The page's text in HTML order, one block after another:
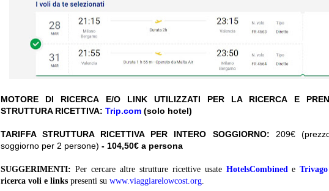
MOTORE DI RICERCA E/O LINK UTILIZZATI PER LA RICERCA E
STRUTTURA RICETTIVA: Trip.com (solo hotel)
TARIFFA STRUTTURA RICETTIVA PER INTERO SOGGIORNO: 209€
soggiorno per 2 persone) - 104,50€ a persona
SUGGERIMENTI: Per cercare altre strutture ricettive usate HotelsCombinedeTrivago
ricerca voli e links presenti su www.viaggiarelowcost.org.